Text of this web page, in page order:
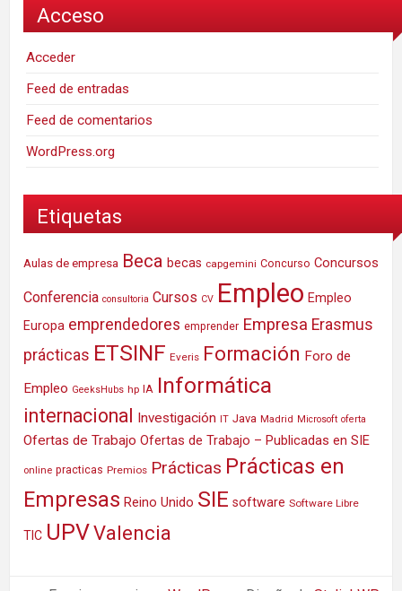
Acceso
Acceder
Feed de entradas
Feed de comentarios
WordPress.org
Etiquetas
Aulas de empresa Beca becas capgemini Concurso Concursos
Conferencia consultoria Cursos CV Empleo Empleo
Europa emprendedores emprender Empresa Erasmus
prácticas ETSINF Everis Formación Foro de
Empleo GeeksHubs hp IA Informática
internacional Investigación IT Java Madrid Microsoft oferta
Ofertas de Trabajo Ofertas de Trabajo – Publicadas en SIE
online practicas Premios Prácticas Prácticas en
Empresas Reino Unido SIE software Software Libre
TIC UPVValencia